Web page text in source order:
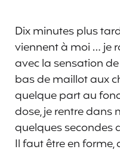
Dix minutes plus
viennent à moi … je
avec la sensation
bas de maillot aux
quelque part au
dose, je rentre dans
quelques secondes
Il faut être en